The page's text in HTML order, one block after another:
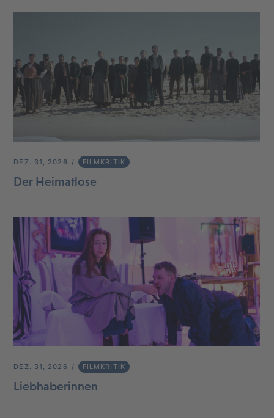
DEZ. 31, 2026 FILMKRITIK
Der Heimatlose
DEZ. 31, 2026 FILMKRITIK
Liebhaberinnen